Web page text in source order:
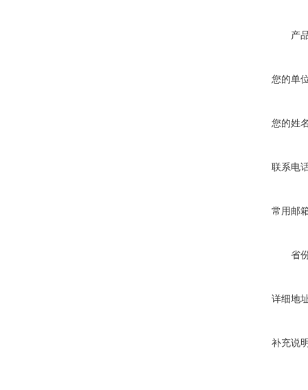
产
您的单
您的姓
联系电
常用邮
省
详细地
补充说